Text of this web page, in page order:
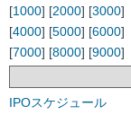
[1000] [2000] [3000]
[4000] [5000] [6000]
[7000] [8000] [9000]
IPOスケジュール